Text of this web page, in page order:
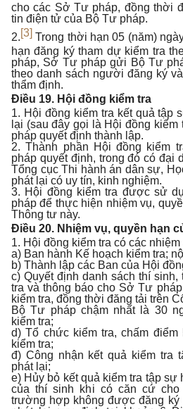
cho các Sở Tư pháp, đồng thời
tin điện tử của Bộ Tư pháp.
2.[3] Trong thời hạn 05 (năm)
hạn đăng ký tham dự kiểm tra
pháp, Sở Tư pháp gửi Bộ Tư
theo danh sách người đăng ký
thẩm định.
Điều 19. Hội đồng kiểm tra
1. Hội đồng kiểm tra kết quả tập
lại (sau đây gọi là Hội đồng
pháp quyết định thành lập.
2. Thành phần Hội đồng kiểm
pháp quyết định, trong đó có đại
Tổng cục Thi hành án dân sự,
phát lại có uy tín, kinh nghiệm.
3. Hội đồng kiểm tra được sử
pháp để thực hiện nhiệm vụ,
Thông tư này.
Điều 20. Nhiệm vụ, quyền hạn
1. Hội đồng kiểm tra có các
a) Ban hành Kế hoạch kiểm tra;
b) Thành lập các Ban của Hội
c) Quyết định danh sách thí
tra và thông báo cho Sở Tư
kiểm tra, đồng thời đăng tải trên
Bộ Tư pháp chậm nhất là 30
kiểm tra;
d) Tổ chức kiểm tra, chấm điểm
kiểm tra;
đ) Công nhận kết quả kiểm tra
phát lại;
e) Hủy bỏ kết quả kiểm tra tập sự
của thí sinh khi có căn cứ
trường hợp không được đăng ký